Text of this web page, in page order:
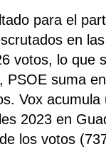
para el
en
votos, lo que
PSOEsuma
Vox
2023 en
los votos